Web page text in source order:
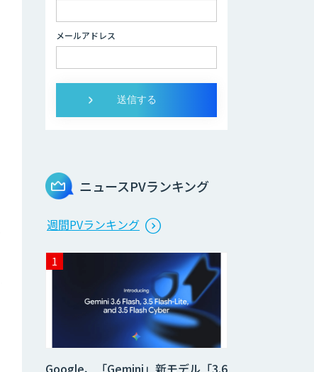
メールアドレス
ニュースPVランキング
週間PVランキング
Google、「Gemini」新モデル「3.6